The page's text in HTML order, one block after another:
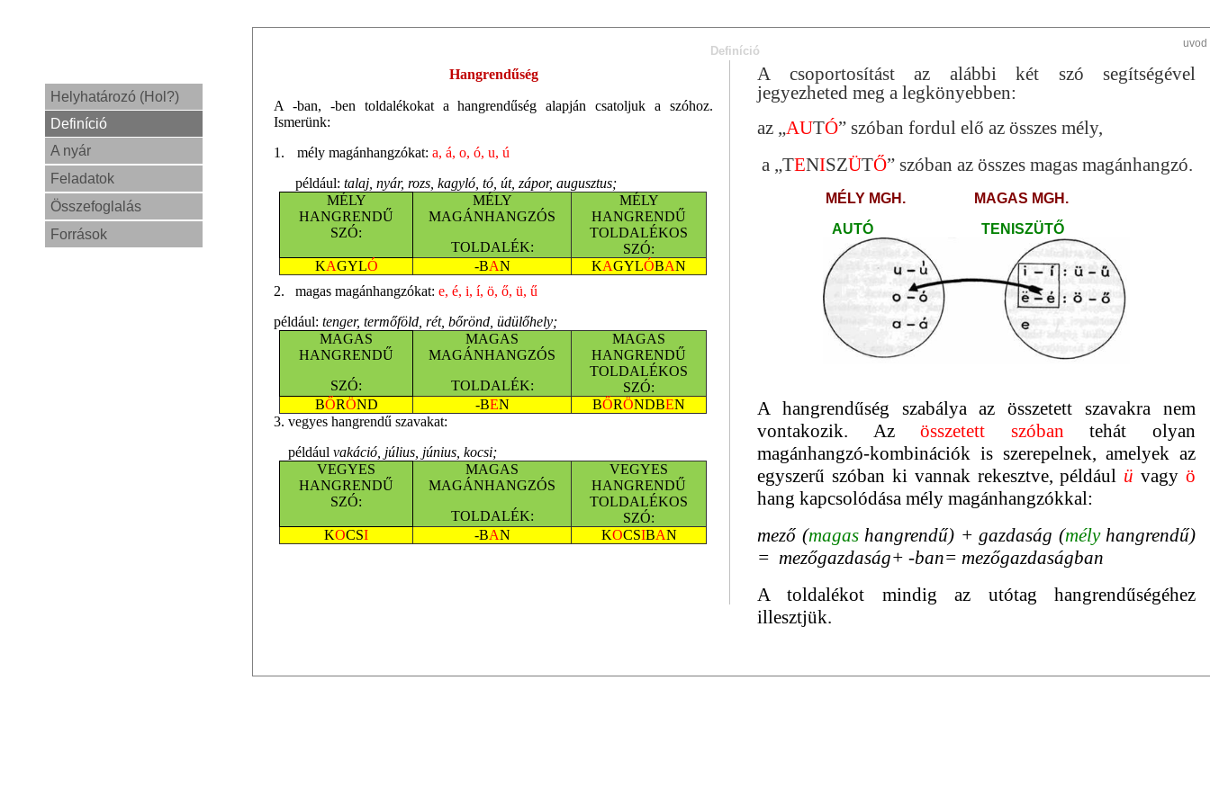
Helyhatározó (Hol?)
Definíció
A nyár
Feladatok
Összefoglalás
Források
uvod
Definíció
Hangrendűség
A -ban, -ben toldalékokat a hangrendűség alapján csatoljuk a szóhoz.
Ismerünk:
1.
mély magánhangzókat: a, á, o, ó, u, ú
például: talaj, nyár, rozs, kagyló, tó, út, zápor, augusztus;
MÉLY
HANGRENDŰ
SZÓ:
MÉLY
MAGÁNHANGZÓS
TOLDALÉK:
MÉLY
HANGRENDŰ
TOLDALÉKOS
SZÓ:
KAGYLÓ -BAN KAGYLÓBAN
2. magas magánhangzókat: e, é, i, í, ö, ő, ü, ű
például: tenger, termőföld, rét, bőrönd, üdülőhely;
MAGAS
HANGRENDŰ
SZÓ:
MAGAS
MAGÁNHANGZÓS
TOLDALÉK:
MAGAS
HANGRENDŰ
TOLDALÉKOS
SZÓ:
BŐRÖND -BEN BŐRÖNDBEN
3. vegyes hangrendű szavakat:
például vakáció, július, június, kocsi;
VEGYES
HANGRENDŰ
SZÓ:
MAGAS
MAGÁNHANGZÓS
TOLDALÉK:
VEGYES
HANGRENDŰ
TOLDALÉKOS
SZÓ:
KOCSI -BAN KOCSIBAN
A csoportosítást az alábbi két szó segítségével
jegyezheted meg a legkönyebben:
az „AUTÓ” szóban fordul elő az összes mély,
a „TENISZÜTŐ” szóban az összes magas magánhangzó.
MÉLY MGH.
MAGAS MGH.
AUTÓ TENISZÜTŐ
A hangrendűség szabálya az összetett szavakra nem
vontakozik. Azösszetett szóbantehát olyan
magánhangzó-kombinációk is szerepelnek, amelyek az
egyszerű szóban ki vannak rekesztve, például ü vagy ö
hang kapcsolódása mély magánhangzókkal:
mező (magashangrendű) + gazdaság (mélyhangrendű)
= mezőgazdaság+ -ban= mezőgazdaságban
A toldalékot mindig az utótag hangrendűségéhez
illesztjük.